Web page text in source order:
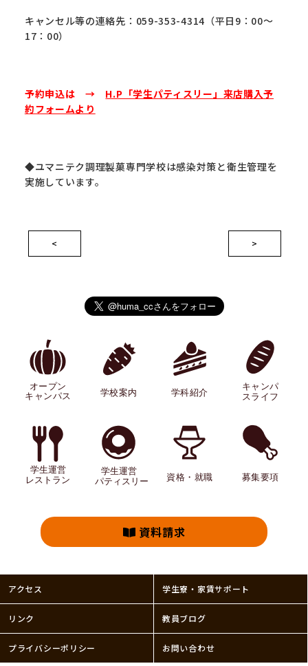
キャンセル等の連絡先：059-353-4314（平日9：00～
17：00）
予約申込は → H.P「学生パティスリー」来店購入予
約フォームより
◆ユマニテク調理製菓専門学校は感染対策と衛生管理を
実施しています。
< >
資料請求
アクセス 学生寮・家賃サポート
リンク 教員ブログ
プライバシーポリシー お問い合わせ